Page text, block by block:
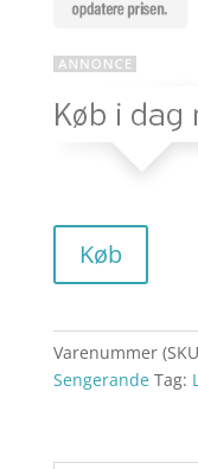
Køb
Varenummer
Sengerande Tag: